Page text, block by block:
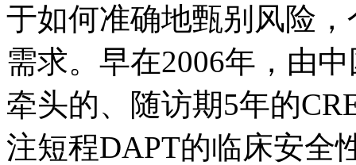
于如何准确地甄别风险
需求。早在2006年，由
牵头的、随访期5年的
注短程DAPT的临床安全